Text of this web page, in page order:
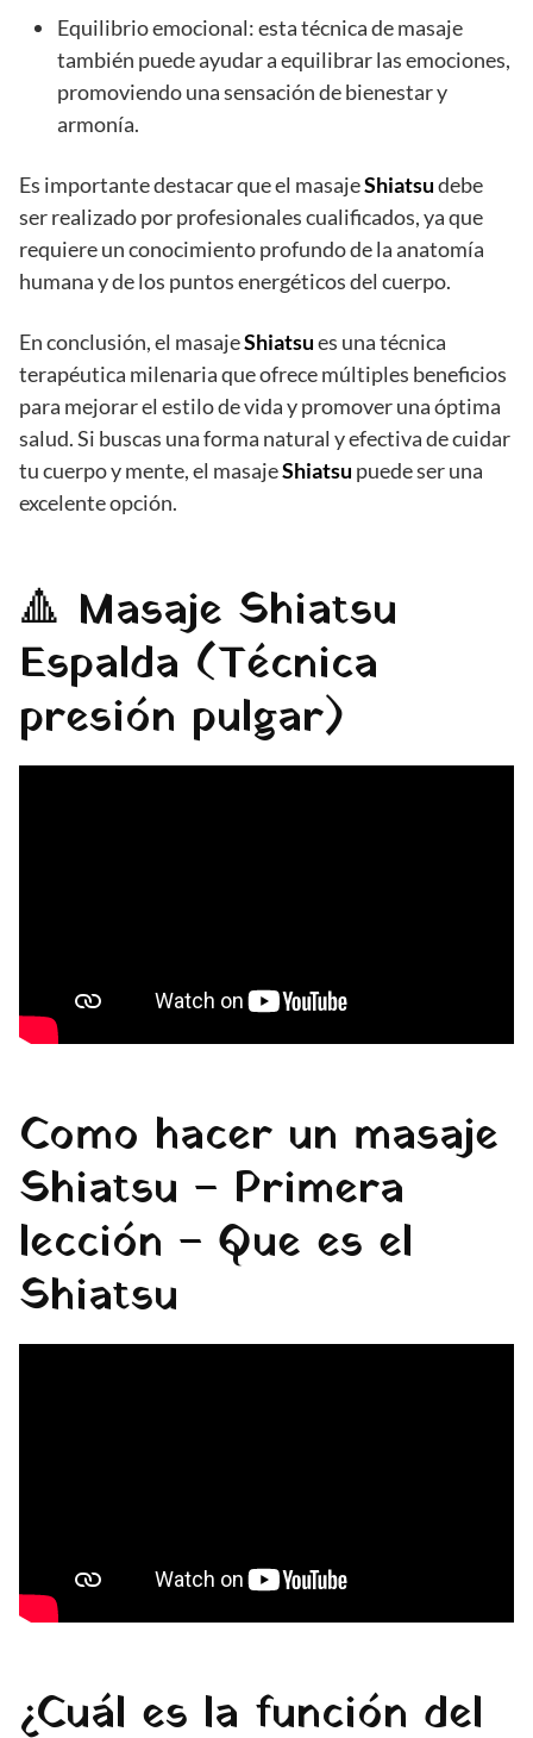
Equilibrio emocional: esta técnica de masaje
también puede ayudar a equilibrar las emociones,
promoviendo una sensación de bienestar y
armonía.
Es importante destacar que el masajeShiatsudebe
ser realizado por profesionales cualificados, ya que
requiere un conocimiento profundo de la anatomía
humana y de los puntos energéticos del cuerpo.
En conclusión, el masajeShiatsues una técnica
terapéutica milenaria que ofrece múltiples beneficios
para mejorar el estilo de vida y promover una óptima
salud. Si buscas una forma natural y efectiva de cuidar
tu cuerpo y mente, el masajeShiatsu puede ser una
excelente opción.
🔺 Masaje Shiatsu
Espalda (Técnica
presión pulgar)
Como hacer un masaje
Shiatsu – Primera
lección – Que es el
Shiatsu
¿Cuál es la función del